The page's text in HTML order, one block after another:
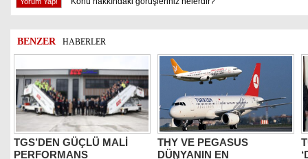
BENZER HABERLER
TGS’DEN GÜÇLÜ MALİ
PERFORMANS
THY VE PEGASUS
DÜNYANIN EN